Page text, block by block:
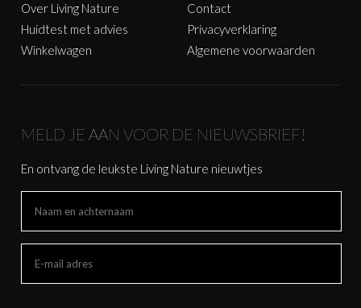
Over Living Nature
Huidtest met advies
Winkelwagen
Contact
Privacyverklaring
Algemene voorwaarden
MELD JE AAN VOOR DE NIEUWSBRIEF!
En ontvang de leukste Living Nature nieuwtjes